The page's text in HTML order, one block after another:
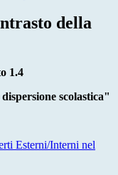
della
1.4
scolastica"
Esterni/Interni nel